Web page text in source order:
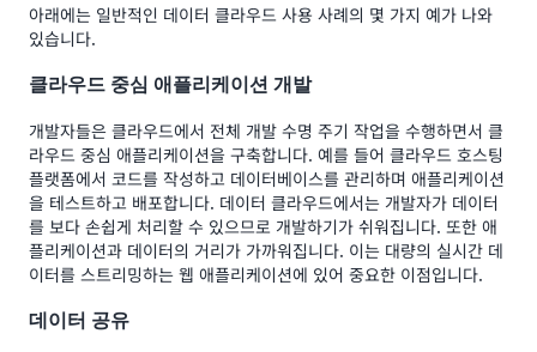
아래에는 일반적인 데이터 클라우드 사용 사례의 몇 가지 예가 나와
있습니다.
클라우드 중심 애플리케이션 개발
개발자들은 클라우드에서 전체 개발 수명 주기 작업을 수행하면서 클
라우드 중심 애플리케이션을 구축합니다. 예를 들어 클라우드 호스팅
플랫폼에서 코드를 작성하고 데이터베이스를 관리하며 애플리케이션
을 테스트하고 배포합니다. 데이터 클라우드에서는 개발자가 데이터
를 보다 손쉽게 처리할 수 있으므로 개발하기가 쉬워집니다. 또한 애
플리케이션과 데이터의 거리가 가까워집니다. 이는 대량의 실시간 데
이터를 스트리밍하는 웹 애플리케이션에 있어 중요한 이점입니다.
데이터 공유